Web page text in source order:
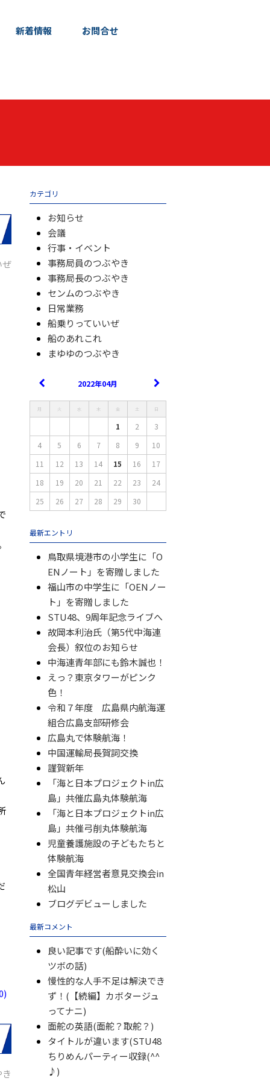
新着情報 お問合せ
カテゴリ
お知らせ
会議
行事・イベント
事務局員のつぶやき
事務局長のつぶやき
センムのつぶやき
日常業務
船乗りっていいぜ
船のあれこれ
まゆゆのつぶやき
2022年04月
月 火 水 木 金 土 日
1 2
3
4
5 6 7 8 9
10
11
12 13 14 15 16
17
18
19 20 21 22 23
24
25
26 27 28 29 30
最新エントリ
鳥取県境港市の小学生に「O
ENノート」を寄贈しました
福山市の中学生に「OENノー
ト」を寄贈しました
STU48、9周年記念ライブへ
故岡本利治氏（第5代中海連
会長）叙位のお知らせ
中海連青年部にも鈴木誠也！
えっ？東京タワーがピンク
色！
令和７年度 広島県内航海運
組合広島支部研修会
広島丸で体験航海！
中国運輸局長賀詞交換
謹賀新年
「海と日本プロジェクトin広
島」共催広島丸体験航海
「海と日本プロジェクトin広
島」共催弓削丸体験航海
児童養護施設の子どもたちと
体験航海
全国青年経営者意見交換会in
松山
ブログデビューしました
最新コメント
良い記事です(船酔いに効く
ツボの話)
慢性的な人手不足は解決でき
ず！(【続編】カボタージュ
ってナニ)
面舵の英語(面舵？取舵？)
タイトルが違います(STU48
ちりめんパーティー収録(^^
♪)